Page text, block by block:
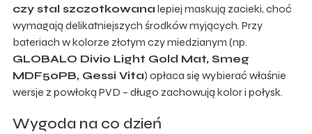
czy stal szczotkowana lepiej maskują zacieki, choć
wymagają delikatniejszych środków myjących. Przy
bateriach w kolorze złotym czy miedzianym (np.
GLOBALO Divio Light Gold Mat, Smeg
MDF50PB, Gessi Vita) opłaca się wybierać właśnie
wersje z powłoką PVD – długo zachowują kolor i połysk.
Wygoda na co dzień